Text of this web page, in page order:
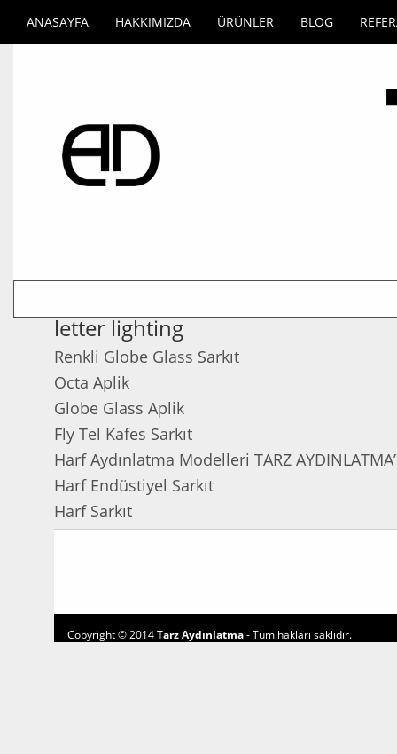
ANASAYFA HAKKIMIZDA ÜRÜNLER BLOG
letter lighting
Renkli Globe Glass Sarkıt
Octa Aplik
Globe Glass Aplik
Fly Tel Kafes Sarkıt
Harf Aydınlatma Modelleri TARZ
Harf Endüstiyel Sarkıt
Harf Sarkıt
Copyright © 2014Tarz Aydınlatma- Tüm hakları saklıdır.